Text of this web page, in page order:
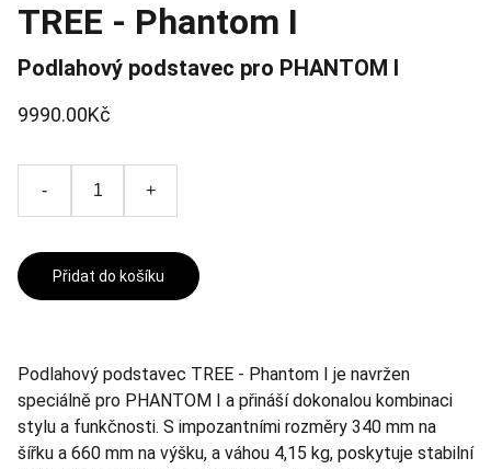
TREE - Phantom I
Podlahový podstavec pro PHANTOM I
9990.00Kč
- +
Přidat do košíku
Podlahový podstavec TREE - Phantom I je navržen
speciálně pro PHANTOM I a přináší dokonalou kombinaci
stylu a funkčnosti. S impozantními rozměry 340 mm na
šířku a 660 mm na výšku, a váhou 4,15 kg, poskytuje stabilní